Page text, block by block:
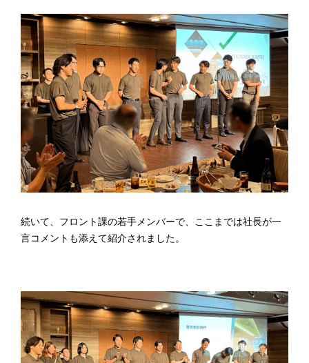
続いて、フロント課の若手メンバーで、ここまでは社長が一
言コメントも添えて紹介されました。